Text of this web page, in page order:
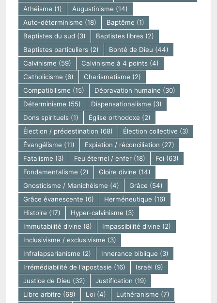
Athéisme (1) Augustinisme (14)
Auto-déterminisme (18) Baptême (1)
Baptistes du sud (3) Baptistes libres(2)
Baptistes particuliers(2) Bonté de Dieu (44)
Calvinisme (59) Calvinisme à 4 points(4)
Catholicisme (6) Charismatisme (2)
Compatibilisme (15) Dépravation humaine (30)
Déterminisme (55) Dispensationalisme (3)
Dons spirituels(1) Église orthodoxe (2)
Élection / prédestination (68) Élection collective (3)
Évangélisme (11) Expiation / réconciliation (27)
Fatalisme (3) Feu éternel / enfer(18) Foi(63)
Fondamentalisme (2) Gloire divine (14)
Gnosticisme / Manichéisme (4) Grâce (54)
Grâce évanescente (6) Herméneutique (16)
Histoire (17) Hyper-calvinisme (3)
Immutabilité divine (8) Impassibilité divine (2)
Inclusivisme / exclusivisme (3)
Infralapsarianisme (2) Innerance biblique (3)
Irrémédiabilité de l'apostasie (16) Israël (9)
Justice de Dieu (32) Justification (19)
Libre arbitre (68) Loi(4) Luthéranisme (7)